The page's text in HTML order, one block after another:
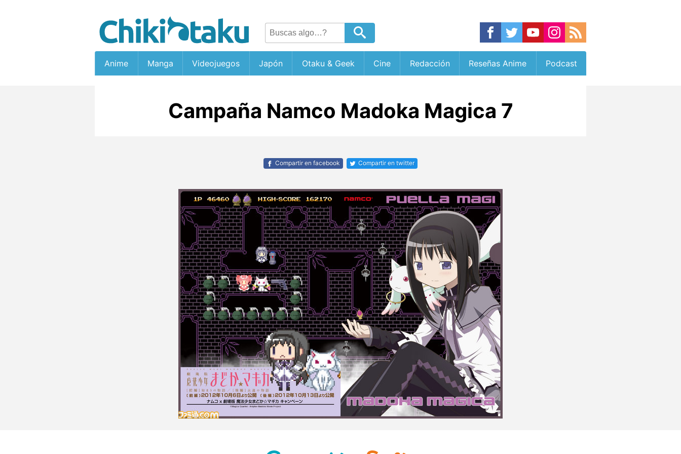
Anime Manga Videojuegos Japón Otaku & Geek Cine Redacción Reseñas Anime Podcast
Campaña Namco Madoka Magica 7
Compartir en facebook Compartir en twitter